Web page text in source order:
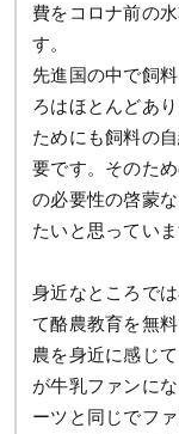
費をコロナ前の
す。
先進国の中で飼
ろはほとんどあ
ためにも飼料の
要です。そのた
の必要性の啓蒙
たいと思っていま
身近なところで
て酪農教育を無
農を身近に感じ
が牛乳ファンに
ーツと同じでフ